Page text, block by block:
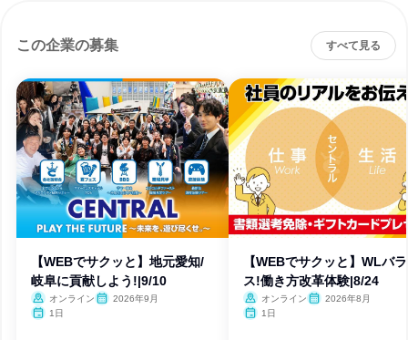
この企業の募集 すべて見る
【WEBでサクッと】地元愛知/
岐阜に貢献しよう!|9/10
オンライン
2026年9月
1日
【WEBでサクッと】WLバ
ス!働き⽅改⾰体験|8/24
オンライン
2026年8月
1日